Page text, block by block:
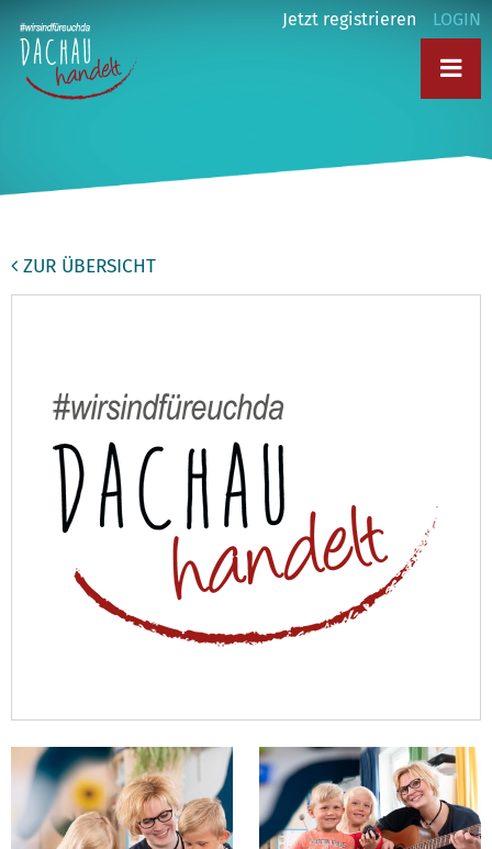
Jetzt registrieren LOGIN
ZUR ÜBERSICHT